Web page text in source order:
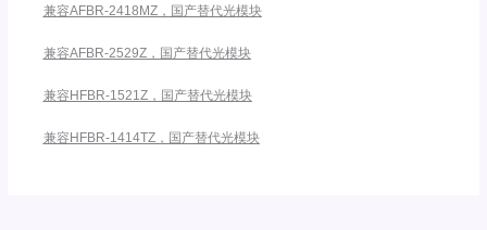
兼容AFBR-2418MZ，国产替代光模块
兼容AFBR-2529Z，国产替代光模块
兼容HFBR-1521Z，国产替代光模块
兼容HFBR-1414TZ，国产替代光模块